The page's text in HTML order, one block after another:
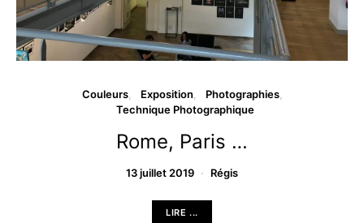
Couleurs Exposition
Photographies
Technique Photographique
Rome, Paris …
13 juillet 2019 Régis
LIRE ...